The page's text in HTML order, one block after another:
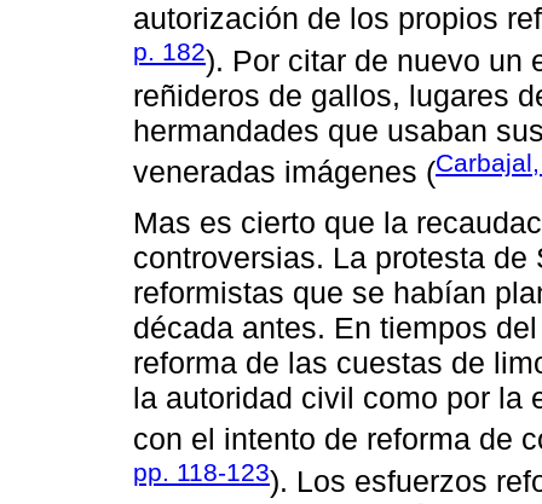
autorización de los propios
p. 182). Por citar de nuevo un
reñideros de gallos, lugares
hermandades que usaban
veneradas imágenes (
Mas es cierto que la
controversias. La protesta
reformistas que se habían
década antes. En tiempos
reforma de las cuestas de
la autoridad civil como por la
con el intento de reforma de
pp. 118-123). Los esfuerzos